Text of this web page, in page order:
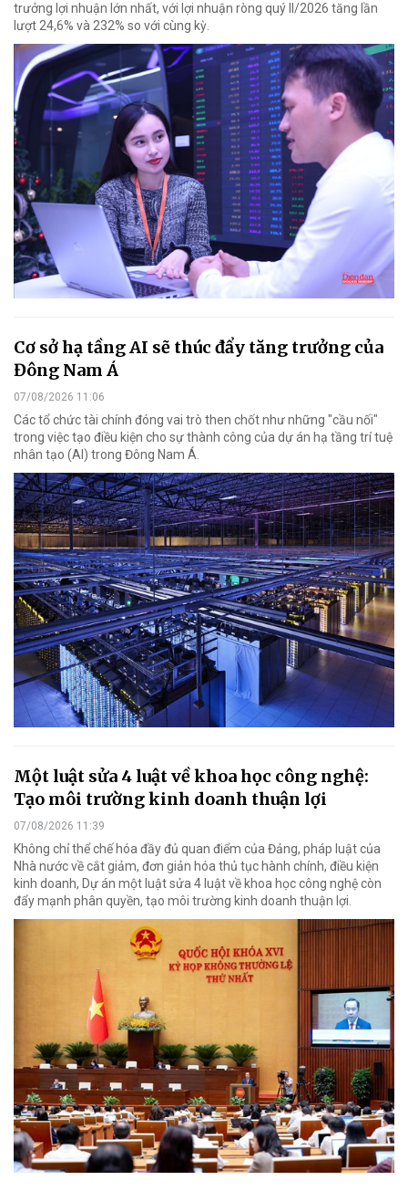
trưởng lợi nhuận lớn nhất, với lợi nhuận ròng quý II/2026 tăng lần
lượt 24,6% và 232% so với cùng kỳ.
Cơ sở hạ tầng AI sẽ thúc đẩy tăng trưởng của
Đông Nam Á
07/08/2026 11:06
Các tổ chức tài chính đóng vai trò then chốt như những "cầu nối"
trong việc tạo điều kiện cho sự thành công của dự án hạ tầng trí tuệ
nhân tạo (AI) trong Đông Nam Á.
Một luật sửa 4 luật về khoa học công nghệ:
Tạo môi trường kinh doanh thuận lợi
07/08/2026 11:39
Không chỉ thể chế hóa đầy đủ quan điểm của Đảng, pháp luật của
Nhà nước về cắt giảm, đơn giản hóa thủ tục hành chính, điều kiện
kinh doanh, Dự án một luật sửa 4 luật về khoa học công nghệ còn
đẩy mạnh phân quyền, tạo môi trường kinh doanh thuận lợi.